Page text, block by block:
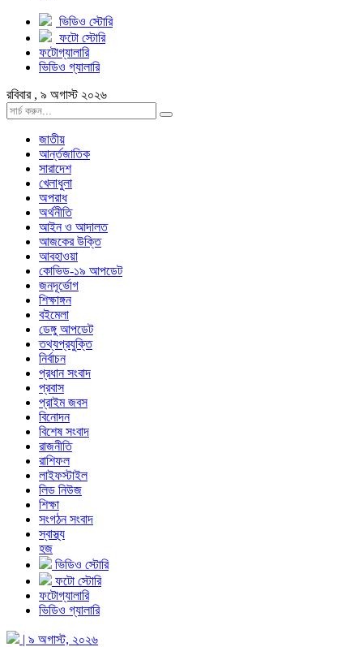
ভিডিও স্টোরি
ফটো স্টোরি
ফটোগ্যালারি
ভিডিও গ্যালারি
রবিবার , ৯ অগাস্ট ২০২৬
জাতীয়
আর্ন্তজাতিক
সারাদেশ
খেলাধুলা
অপরাধ
অর্থনীতি
আইন ও আদালত
আজকের উক্তি
আবহাওয়া
কোভিড-১৯ আপডেট
জনদূর্ভোগ
শিক্ষাঙ্গন
বইমেলা
ডেঙ্গু আপডেট
তথ্যপ্রযুক্তি
নির্বাচন
প্রধান সংবাদ
প্রবাস
প্রাইম জবস
বিনোদন
বিশেষ সংবাদ
রাজনীতি
রাশিফল
লাইফস্টাইল
লিড নিউজ
শিক্ষা
সংগঠন সংবাদ
স্বাস্থ্য
হজ
ভিডিও স্টোরি
ফটো স্টোরি
ফটোগ্যালারি
ভিডিও গ্যালারি
| ৯ অগাস্ট, ২০২৬